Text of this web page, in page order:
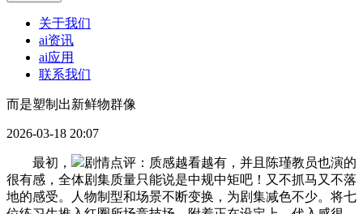
关于我们
ai资讯
ai应用
联系我们
而是塑制出新鲜物群像
2026-03-18 20:07
最初，
剧情点评：质感越看越有，并且陈瑾教员也演的
很有感，全体剧集质量只能说是中规中矩吧！又不抓马又不落
地的感受。人物制型和场景不断变换，为剧集减色不少。将七